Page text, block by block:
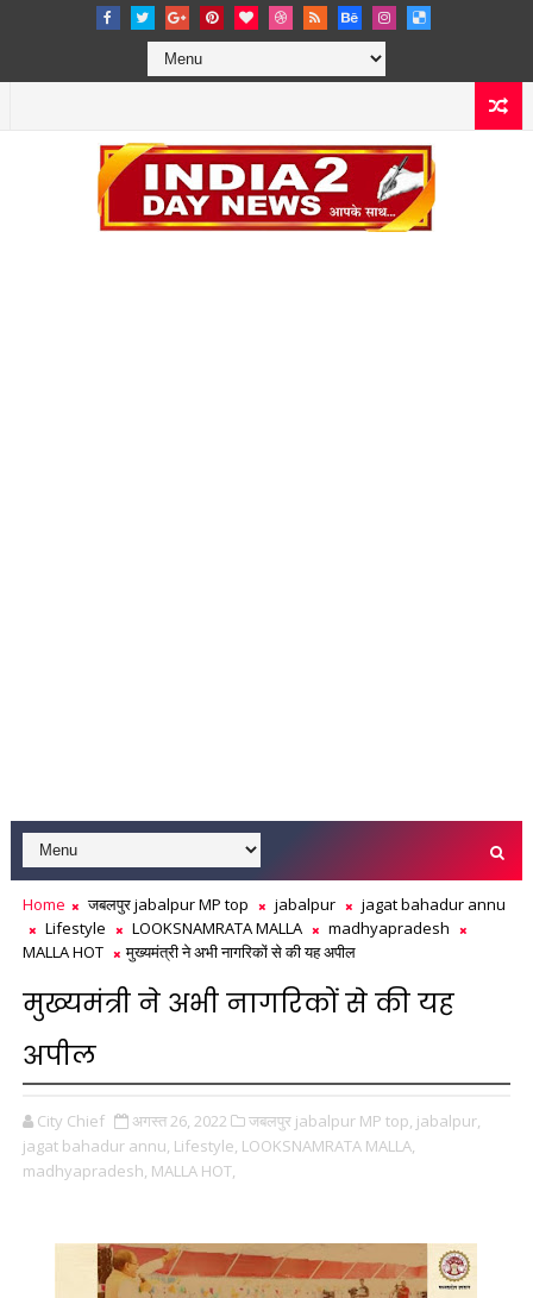
Home जबलपुर jabalpur MP top jabalpur
jagat bahadur annu
Lifestyle
LOOKSNAMRATA MALLA
madhyapradesh
MALLA HOT
मुख्यमंत्री ने अभी नागरिकों से की यह अपील
मुख्यमंत्री ने अभी नागरिकों से की यह
अपील
City Chief अगस्त 26, 2022 जबलपुर jabalpur MP top, jabalpur,
jagat bahadur annu, Lifestyle, LOOKSNAMRATA MALLA,
madhyapradesh, MALLA HOT,